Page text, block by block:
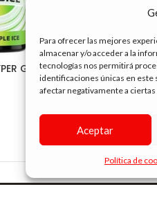
Para ofrecer las mejores
almacenar y/o acceder a la
tecnologías nos permitirá
identificaciones únicas en
afectar negativamente a
Aceptar
Política de
GREEN APPLE
BAR
10ML./120
10.90€